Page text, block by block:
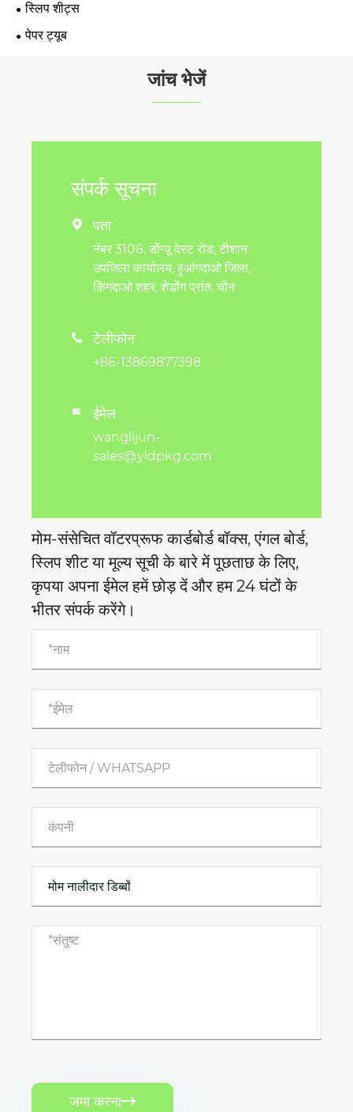
स्लिप शीट्स
पेपर ट्यूब
जांच भेजें
संपर्क सूचना
 पता
नंबर 3106, डोंग्यू वेस्ट रोड, टीशान
उपजिला कार्यालय, हुआंगदाओ जिला,
क़िंगदाओ शहर, शेडोंग प्रांत, चीन
 टेलीफोन
+86-13869877398
 ईमेल
wanglijun-
sales@yldpkg.com
मोम-संसेचित वॉटरप्रूफ कार्डबोर्ड बॉक्स, एंगल बोर्ड,
स्लिप शीट या मूल्य सूची के बारे में पूछताछ के लिए,
कृपया अपना ईमेल हमें छोड़ दें और हम 24 घंटों के
भीतर संपर्क करेंगे।
जमा करना